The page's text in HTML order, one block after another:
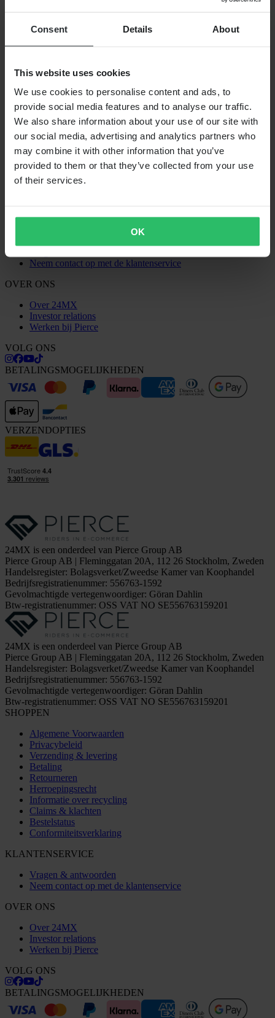
Consent Details About
This website uses cookies
We use cookies to personalise content and ads, to
provide social media features and to analyse our traffic.
We also share information about your use of our site with
our social media, advertising and analytics partners who
may combine it with other information that you’ve
provided to them or that they’ve collected from your use
of their services.
OK
24MX is een onderdeel van Pierce Group AB
Pierce Group AB | Fleminggatan 20A, 112 26 Stockholm, Zweden
Handelsregister: Bolagsverket/Zweedse Kamer van Koophandel
Gevolmachtigde vertegenwoordiger: Göran Dahlin
Btw-registratienummer: OSS VAT NO SE556763159201
SHOPPEN
Algemene Voorwaarden
Privacybeleid
Verzending & levering
Retourneren
Herroepingsrecht
Informatie over recycling
Neem contact op met de klantenservice
OVER ONS
Over 24MX
Investor relations
Werken bij Pierce
VOLG ONS
BETALINGSMOGELIJKHEDEN
VERZENDOPTIES
24MX is een onderdeel van Pierce Group AB
Pierce Group AB | Fleminggatan 20A, 112 26 Stockholm, Zweden
Handelsregister: Bolagsverket/Zweedse Kamer van Koophandel
Bedrijfsregistratienummer: 556763-1592
Gevolmachtigde vertegenwoordiger: Göran Dahlin
Btw-registratienummer: OSS VAT NO SE556763159201
24MX is een onderdeel van Pierce Group AB
Pierce Group AB | Fleminggatan 20A, 112 26 Stockholm, Zweden
Handelsregister: Bolagsverket/Zweedse Kamer van Koophandel
Bedrijfsregistratienummer: 556763-1592
Gevolmachtigde vertegenwoordiger: Göran Dahlin
Btw-registratienummer: OSS VAT NO SE556763159201
SHOPPEN
Algemene Voorwaarden
Privacybeleid
Verzending & levering
Betaling
Retourneren
Herroepingsrecht
Informatie over recycling
Claims & klachten
Bestelstatus
Conformiteitsverklaring
KLANTENSERVICE
Vragen & antwoorden
Neem contact op met de klantenservice
OVER ONS
Over 24MX
Investor relations
Werken bij Pierce
VOLG ONS
BETALINGSMOGELIJKHEDEN